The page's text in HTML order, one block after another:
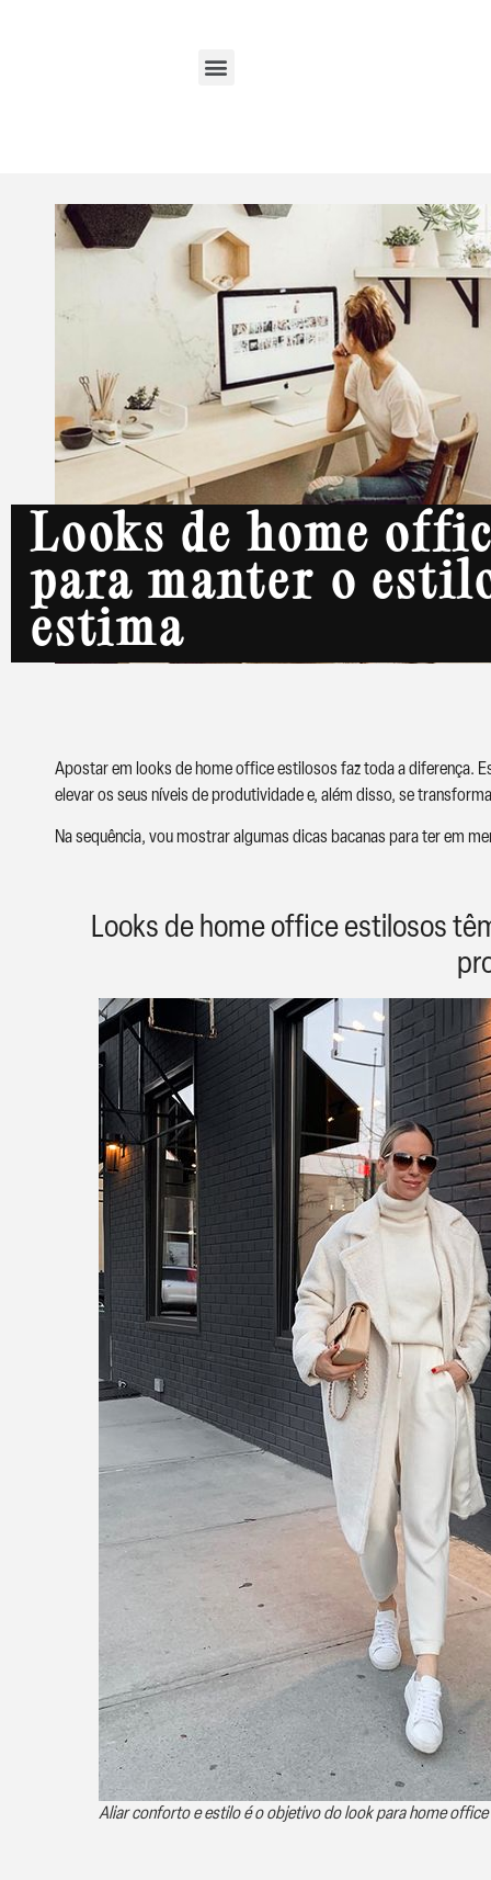
Looks de home
para manter o
estima
Apostar em looks de home office estilosos faz toda a diferença.
elevar os seus níveis de produtividade e, além disso, se
Na sequência, vou mostrar algumas dicas bacanas para ter em
Looks de home office estilosos
Aliar conforto e estilo é o objetivo do look para home office